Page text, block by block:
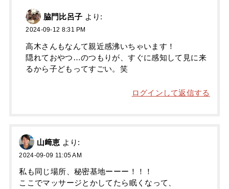
脇門比呂子 より:
2024-09-12 8:31 PM
高木さんもなんて親近感沸いちゃいます！
隠れておやつ…のつもりが、すぐに感知して見に来
るから子どもってすごい。笑
ログインして返信する
山﨑恵 より:
2024-09-09 11:05 AM
私も同じ場所、秘密基地ーーー！！！
ここでマッサージとかしてたら眠くなって、